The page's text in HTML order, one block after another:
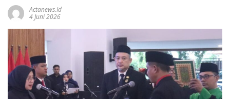
Actanews.id
4 Juni 2026